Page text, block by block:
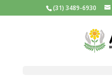
(31) 3489-6930